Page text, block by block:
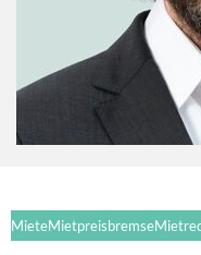
MieteMietpreisbremse